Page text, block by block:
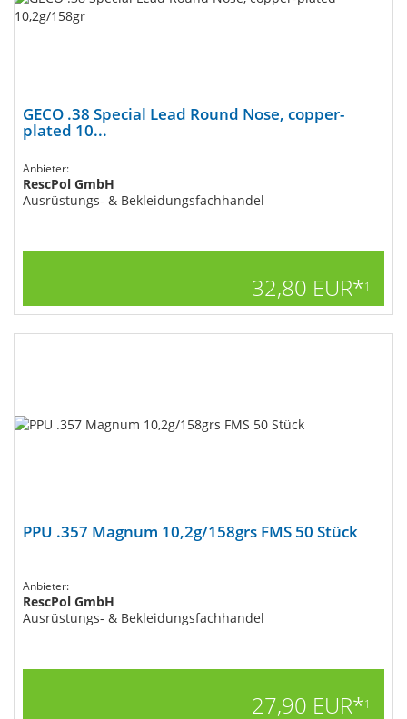
GECO .38 Special Lead Round Nose, copper-
plated 10...
Anbieter:
RescPol GmbH
Ausrüstungs- & Bekleidungsfachhandel
32,80 EUR*1
PPU .357 Magnum 10,2g/158grs FMS 50 Stück
Anbieter:
RescPol GmbH
Ausrüstungs- & Bekleidungsfachhandel
27,90 EUR*1